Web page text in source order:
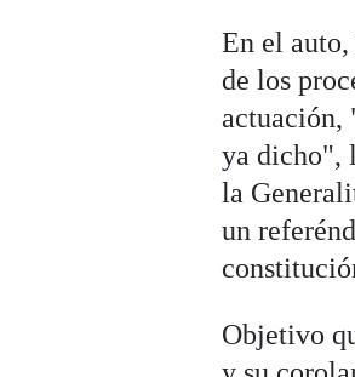
En el
de los
actuación,
ya dicho",
la
un
Objetivo